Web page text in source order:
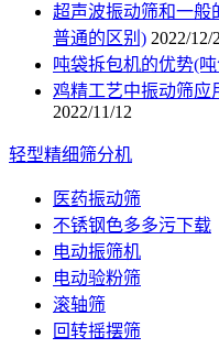
超声波振动筛和一般
普通的区别) 2022/12/
吨袋拆包机的优势(
鸡精工艺中振动筛应
2022/11/12
轻型精细筛分机
医药振动筛
不锈钢色多多污下载
电动振筛机
电动验粉筛
滚轴筛
回转摇摆筛